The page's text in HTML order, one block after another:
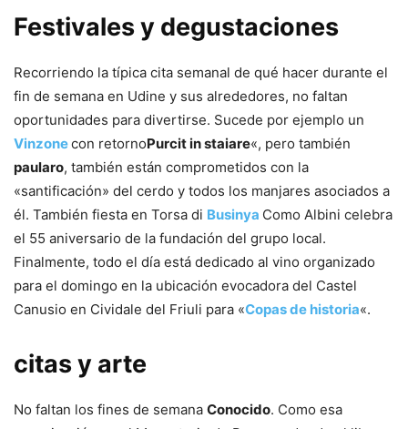
Festivales y degustaciones
Recorriendo la típica cita semanal de qué hacer durante el
fin de semana en Udine y sus alrededores, no faltan
oportunidades para divertirse. Sucede por ejemplo un
Vinzonecon retornoPurcit in staiare«, pero también
paularo, también están comprometidos con la
«santificación» del cerdo y todos los manjares asociados a
él. También fiesta en Torsa di Businya Como Albini celebra
el 55 aniversario de la fundación del grupo local.
Finalmente, todo el día está dedicado al vino organizado
para el domingo en la ubicación evocadora del Castel
Canusio en Cividale del Friuli para «Copas de historia«.
citas y arte
No faltan los fines de semana Conocido. Como esa